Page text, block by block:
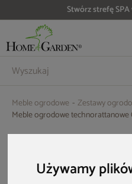
Używamy
Stwórz strefę
Do 25 000 zł zwrotu
Meble ogrodowe
Zestawy
Meble ogrodowe technorattanowe